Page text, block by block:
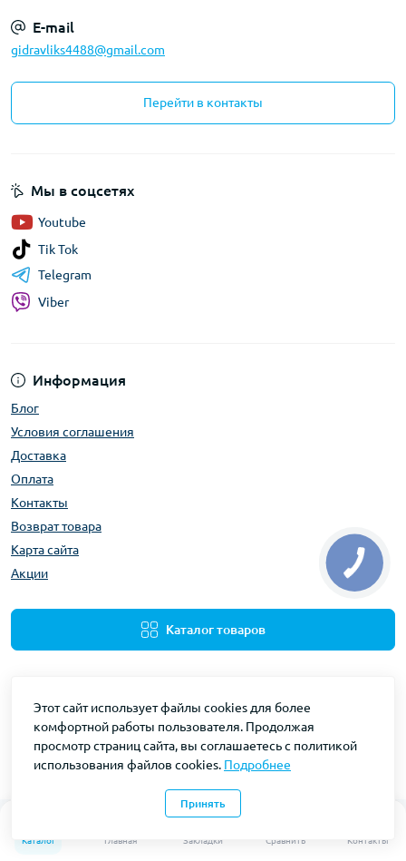
Каталог Главная Закладки
0
Сравнить Контакты
E-mail
gidravliks4488@gmail.com
Перейти в контакты
Информация
Блог
Условия соглашения
Доставка
Оплата
Контакты
Возврат товара
Карта сайта
Акции
Каталог товаров
Мы в соцсетях
Youtube
Tik Tok
Telegram
Viber
Gidravliks © 2026
Этот сайт использует файлы cookies для более
комфортной работы пользователя. Продолжая
просмотр страниц сайта, вы соглашаетесь с политикой
использования файлов cookies. Подробнее
Принять